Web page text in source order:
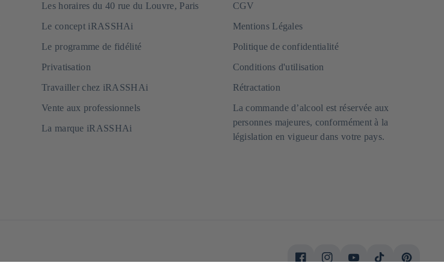
Vous vous engagez fermement sur une commande, que nous ajoutons à
nos propres quantités lors de notre commande auprès de notre
Comptez 3 à 4 mois entre la commande et la livraison. Pour un besoin
immédiat, nous vous servons directement sur nos stocks disponibles au
Les horaires du 40 rue du Louvre, Paris
Le concept iRASSHAi
Le programme de fidélité
Privatisation
Travailler chez iRASSHAi
Vente aux professionnels
La marque iRASSHAi
CGV
Mentions Légales
Politique de confidentialité
Conditions d'utilisation
Rétractation
La commande d’alcool est réservée aux
personnes majeures, conformément à la
législation en vigueur dans votre pays.
FacebookInstagramYouTubeTikTokPinterest